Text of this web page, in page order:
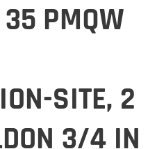
PMQW
SITE, 2
3/4 IN